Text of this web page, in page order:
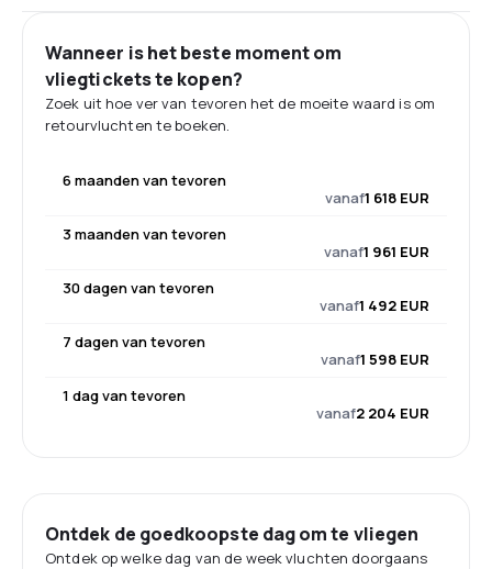
Wanneer is het beste moment om
vliegtickets te kopen?
Zoek uit hoe ver van tevoren het de moeite waard is om
retourvluchten te boeken.
6 maanden van tevoren
vanaf1 618 EUR
3 maanden van tevoren
vanaf1 961 EUR
30 dagen van tevoren
vanaf1 492 EUR
7 dagen van tevoren
vanaf1 598 EUR
1 dag van tevoren
vanaf2 204 EUR
Ontdek de goedkoopste dag om te vliegen
Ontdek op welke dag van de week vluchten doorgaans